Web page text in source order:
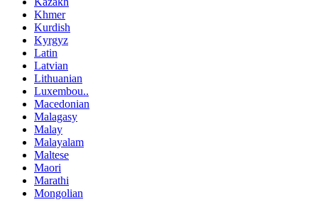
Khmer
Kurdish
Kyrgyz
Latin
Latvian
Lithuanian
Luxembou..
Macedonian
Malagasy
Malay
Malayalam
Maltese
Maori
Marathi
Mongolian